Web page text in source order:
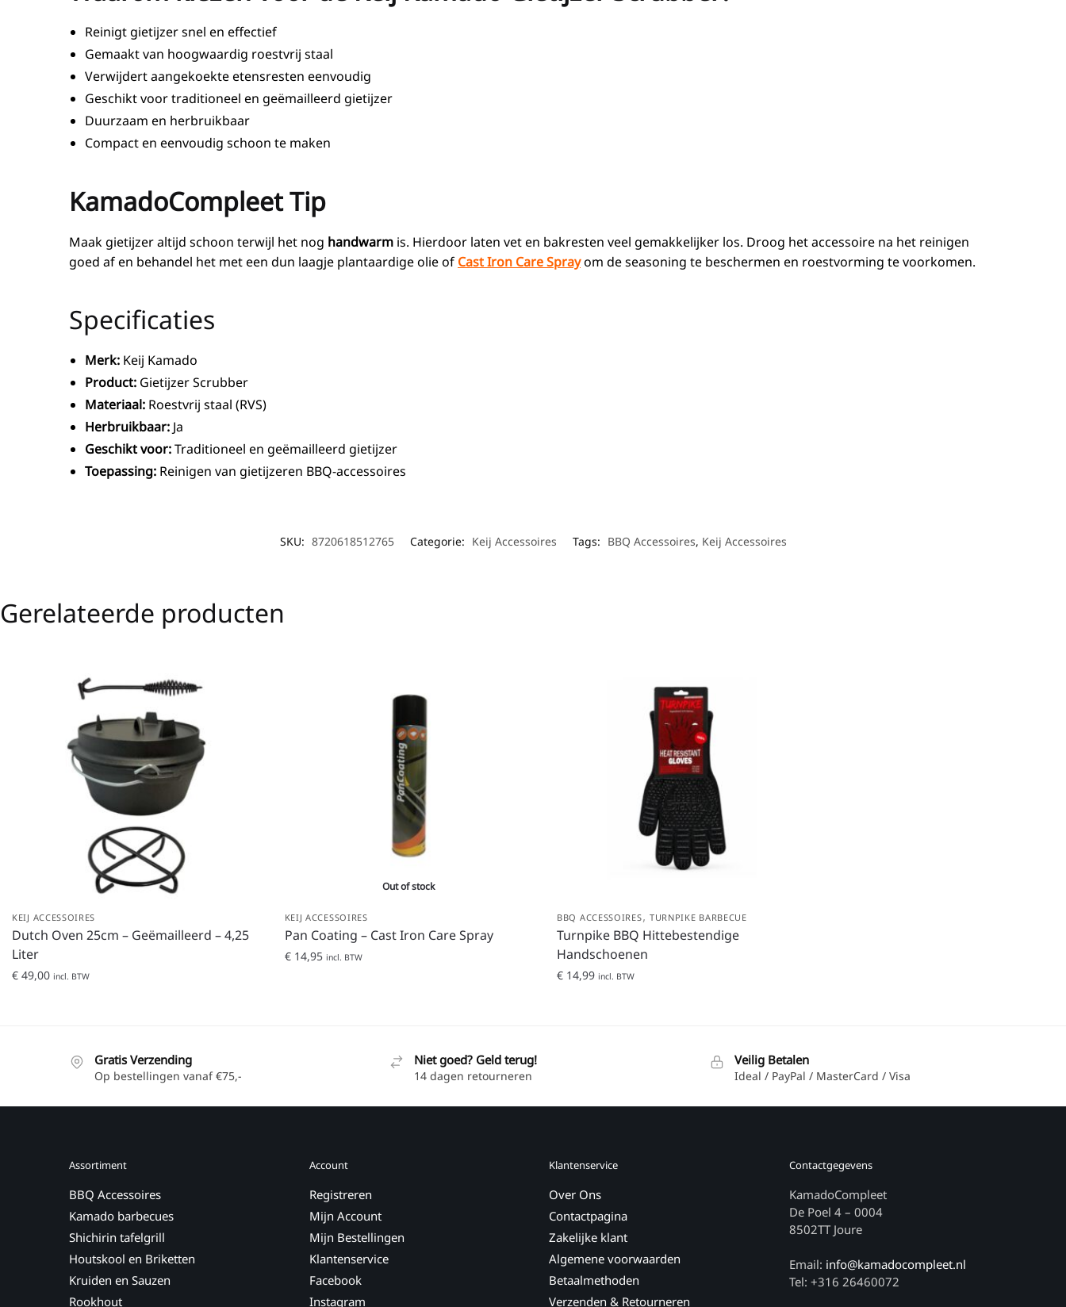
Reinigt gietijzer snel en effectief
Gemaakt van hoogwaardig roestvrij staal
Verwijdert aangekoekte etensresten eenvoudig
Geschikt voor traditioneel en geëmailleerd gietijzer
Duurzaam en herbruikbaar
Compact en eenvoudig schoon te maken
KamadoCompleet Tip
Maak gietijzer altijd schoon terwijl het nog handwarm is. Hierdoor laten vet en bakresten veel gemakkelijker los. Droog het accessoire na het reinigen
goed af en behandel het met een dun laagje plantaardige olie of Cast Iron Care Sprayom de seasoning te beschermen en roestvorming te voorkomen.
Specificaties
Merk: Keij Kamado
Product: Gietijzer Scrubber
Materiaal: Roestvrij staal (RVS)
Herbruikbaar: Ja
Geschikt voor:Traditioneel en geëmailleerd gietijzer
Toepassing: Reinigen van gietijzeren BBQ-accessoires
SKU: 8720618512765 Categorie: Keij Accessoires Tags: BBQ Accessoires, Keij Accessoires
Gerelateerde producten
KEIJ ACCESSOIRES
Dutch Oven 25cm – Geëmailleerd – 4,25
Liter
€ 49,00 incl. BTW
Out of stock
KEIJ ACCESSOIRES
Pan Coating – Cast Iron Care Spray
€14,95 incl. BTW
BBQ ACCESSOIRES, TURNPIKE BARBECUE
Turnpike BBQ Hittebestendige
Handschoenen
€ 14,99 incl. BTW
Gratis Verzending
Op bestellingen vanaf €75,-
Niet goed? Geld terug!
14 dagen retourneren
Veilig Betalen
Ideal / PayPal / MasterCard / Visa
Assortiment
BBQ Accessoires
Kamado barbecues
Shichirin tafelgrill
Houtskool en Briketten
Kruiden en Sauzen
Rookhout
Account
Registreren
Mijn Account
Mijn Bestellingen
Klantenservice
Facebook
Instagram
Klantenservice
Over Ons
Contactpagina
Zakelijke klant
Algemene voorwaarden
Betaalmethoden
Verzenden & Retourneren
Contactgegevens
KamadoCompleet
De Poel 4 – 0004
8502TT Joure
Email: info@kamadocompleet.nl
Tel: +316 26460072